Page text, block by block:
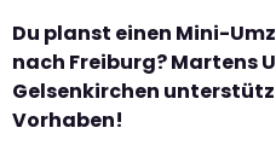
Du planst einen Mini-
nach Freiburg? Martens
Gelsenkirchen
Vorhaben!